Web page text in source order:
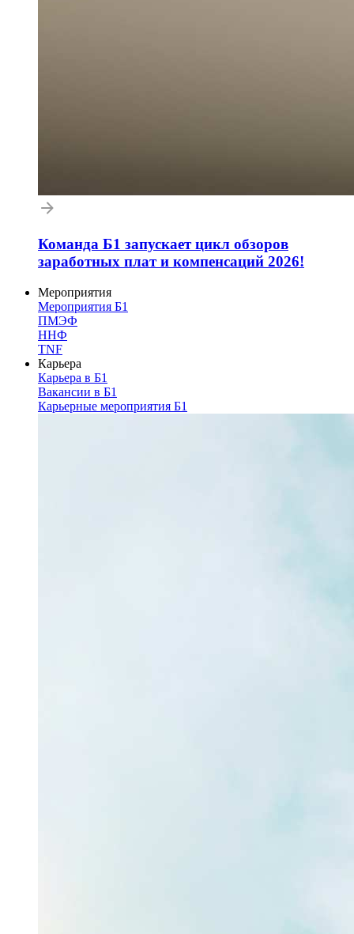
Команда Б1 запускает цикл обзоров
заработных плат и компенсаций 2026!
Мероприятия
Мероприятия Б1
ПМЭФ
ННФ
TNF
Карьера
Карьера в Б1
Вакансии в Б1
Карьерные мероприятия Б1